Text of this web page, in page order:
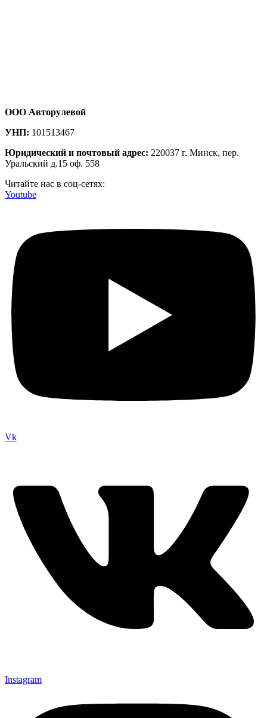
ООО Авторулевой
УНП: 101513467
Юридический и почтовый адрес: 220037 г. Минск, пер.
Уральский д.15 оф. 558
Читайте нас в соц-сетях:
Youtube
Vk
Instagram